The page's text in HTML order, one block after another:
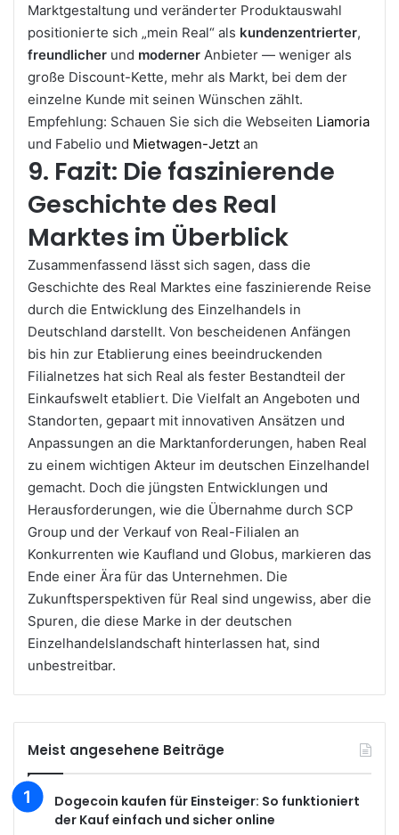
Marktgestaltung und veränderter Produktauswahl
positionierte sich „mein Real“ als kundenzentrierter,
freundlicher und moderner Anbieter — weniger als
große Discount-Kette, mehr als Markt, bei dem der
einzelne Kunde mit seinen Wünschen zählt.
Empfehlung: Schauen Sie sich die Webseiten Liamoria
und Fabelio und Mietwagen-Jetzt an
9. Fazit: Die faszinierende
Geschichte des Real
Marktes im Überblick
Zusammenfassend lässt sich sagen, dass die
Geschichte des Real Marktes eine faszinierende Reise
durch die Entwicklung des Einzelhandels in
Deutschland darstellt. Von bescheidenen Anfängen
bis hin zur Etablierung eines beeindruckenden
Filialnetzes hat sich Real als fester Bestandteil der
Einkaufswelt etabliert. Die Vielfalt an Angeboten und
Standorten, gepaart mit innovativen Ansätzen und
Anpassungen an die Marktanforderungen, haben Real
zu einem wichtigen Akteur im deutschen Einzelhandel
gemacht. Doch die jüngsten Entwicklungen und
Herausforderungen, wie die Übernahme durch SCP
Group und der Verkauf von Real-Filialen an
Konkurrenten wie Kaufland und Globus, markieren das
Ende einer Ära für das Unternehmen. Die
Zukunftsperspektiven für Real sind ungewiss, aber die
Spuren, die diese Marke in der deutschen
Einzelhandelslandschaft hinterlassen hat, sind
unbestreitbar.
Meist angesehene Beiträge
Dogecoin kaufen für Einsteiger: So funktioniert
der Kauf einfach und sicher online